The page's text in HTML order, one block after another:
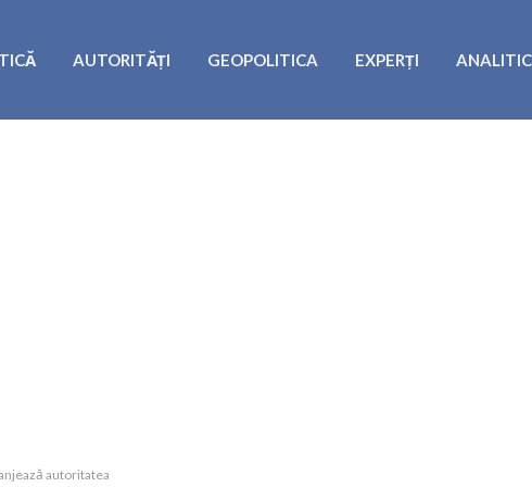
AUTORITĂȚI GEOPOLITICA EXPERȚI
autoritatea